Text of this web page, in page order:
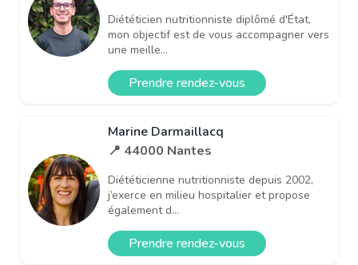
Diététicien nutritionniste diplômé d'État,
mon objectif est de vous accompagner vers
une meille...
Prendre rendez-vous
Marine Darmaillacq
📍 44000 Nantes
Diététicienne nutritionniste depuis 2002,
j’exerce en milieu hospitalier et propose
également d...
Prendre rendez-vous